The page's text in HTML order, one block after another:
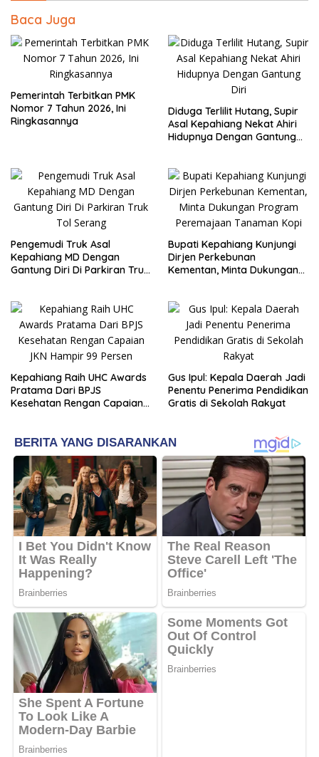
Baca Juga
Pemerintah Terbitkan PMK
Nomor 7 Tahun 2026, Ini
Ringkasannya
Diduga Terlilit Hutang, Supir
Asal Kepahiang Nekat Ahiri
Hidupnya Dengan Gantung
Pengemudi Truk Asal
Kepahiang MD Dengan
Gantung Diri Di Parkiran Truk
Bupati Kepahiang Kunjungi
Dirjen Perkebunan
Kementan, Minta Dukungan
Kepahiang Raih UHC Awards
Pratama Dari BPJS
Kesehatan Rengan Capaian
Gus Ipul: Kepala Daerah Jadi
Penentu Penerima Pendidikan
Gratis di Sekolah Rakyat